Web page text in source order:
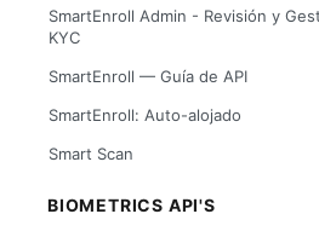
SmartEnroll Admin - Revisión y
KYC
SmartEnroll — Guía de API
SmartEnroll: Auto-alojado
Smart Scan
BIOMETRICS API'S